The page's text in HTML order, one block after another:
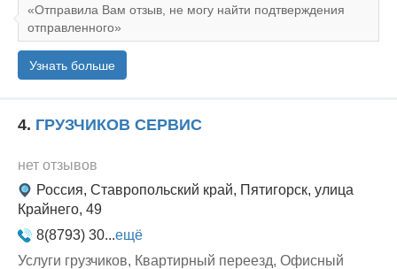
Отправила Вам отзыв, не могу найти подтверждения
отправленного
Узнать больше
4. ГРУЗЧИКОВ СЕРВИС
нет отзывов
Россия, Ставропольский край, Пятигорск, улица
Крайнего, 49
8(8793) 30...ещё
Услуги грузчиков, Квартирный переезд, Офисный